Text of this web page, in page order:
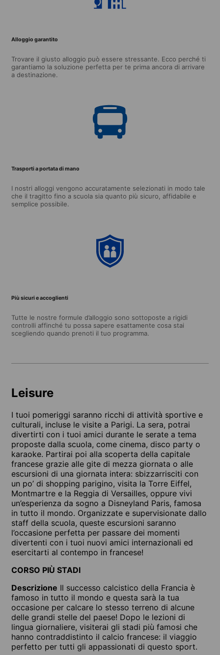
Alloggio garantito
Trovare il giusto alloggio può essere stressante. Ecco perché ti
garantiamo la soluzione perfetta per te prima ancora di arrivare
a destinazione.
Trasporti a portata di mano
I nostri alloggi vengono accuratamente selezionati in modo tale
che il tragitto fino a scuola sia quanto più sicuro, affidabile e
semplice possibile.
Più sicuri e accoglienti
Tutte le nostre formule d’alloggio sono sottoposte a rigidi
controlli affinché tu possa sapere esattamente cosa stai
scegliendo quando prenoti il tuo programma.
Leisure
I tuoi pomeriggi saranno ricchi di attività sportive e
culturali, incluse le visite a Parigi. La sera, potrai
divertirti con i tuoi amici durante le serate a tema
proposte dalla scuola, come cinema, disco party o
karaoke. Partirai poi alla scoperta della capitale
francese grazie alle gite di mezza giornata o alle
escursioni di una giornata intera: sbizzarrisciti con
un po’ di shopping parigino, visita la Torre Eiffel,
Montmartre e la Reggia di Versailles, oppure vivi
un’esperienza da sogno a Disneyland Paris, famosa
in tutto il mondo. Organizzate e supervisionate dallo
staff della scuola, queste escursioni saranno
l’occasione perfetta per passare dei momenti
divertenti con i tuoi nuovi amici internazionali ed
esercitarti al contempo in francese!
CORSO PIÙ STADI
Descrizione Il successo calcistico della Francia è
famoso in tutto il mondo e questa sarà la tua
occasione per calcare lo stesso terreno di alcune
delle grandi stelle del paese! Dopo le lezioni di
lingua giornaliere, visiterai gli stadi più famosi che
hanno contraddistinto il calcio francese: il viaggio
perfetto per tutti gli appassionati di questo sport.